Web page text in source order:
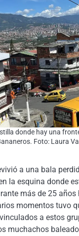
donde hay una
Foto: Laura
a una bala
la esquina donde
más de 25 años
momentos tuvo
a estos
muchachos